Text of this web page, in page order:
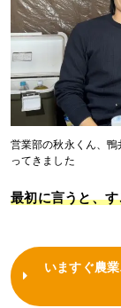
営業部の秋永くん、
ってきました
最初に言うと、
いますぐ農